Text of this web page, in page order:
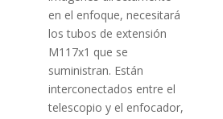
en el enfoque, necesitará
los tubos de extensión
M117x1 que se
suministran. Están
interconectados entre el
telescopio y el enfocador,